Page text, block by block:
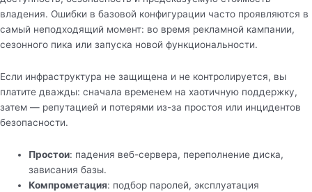
владения. Ошибки в базовой конфигурации часто проявляются в
самый неподходящий момент: во время рекламной кампании,
сезонного пика или запуска новой функциональности.
Если инфраструктура не защищена и не контролируется, вы
платите дважды: сначала временем на хаотичную поддержку,
затем — репутацией и потерями из-за простоя или инцидентов
безопасности.
Простои: падения веб-сервера, переполнение диска,
зависания базы.
Компрометация: подбор паролей, эксплуатация